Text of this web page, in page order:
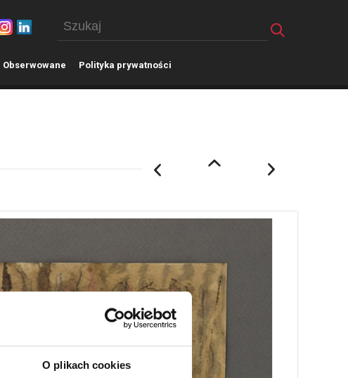
O plikach cookies
Obserwowane Polityka prywatności